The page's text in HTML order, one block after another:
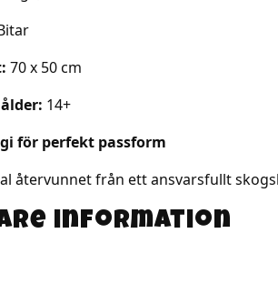
70 x 50 cm
14+
för perfekt passform
återvunnet från ett ansvarsfullt
information